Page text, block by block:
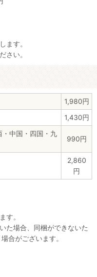
ます。
さい。
1,980円
1,430円
中国・四国・九
990円
2,860
円
す。
た場合、同梱ができないた
合がございます。